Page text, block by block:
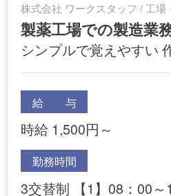
株式会社 ワークスタッフ / 工場
製薬工場での製造業
シンプルで覚えやすい
給 与
時給 1,500円～
勤務時間
3交替制 【1】08：00